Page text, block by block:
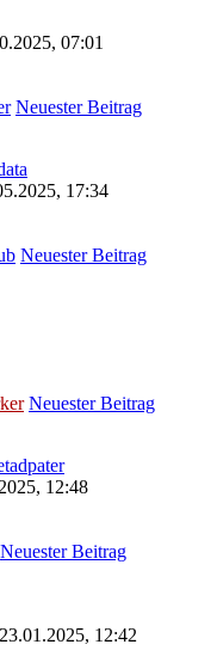
07:01
Neuester Beitrag
17:34
Neuester Beitrag
Neuester Beitrag
12:48
Neuester Beitrag
12:42